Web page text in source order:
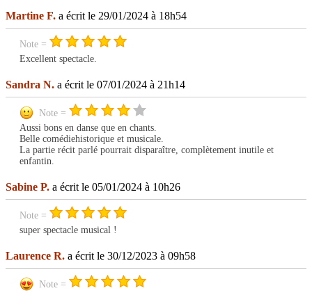
Martine F. a écrit le 29/01/2024 à 18h54
Note =
Excellent spectacle.
Sandra N. a écrit le 07/01/2024 à 21h14
Note =
Aussi bons en danse que en chants.
Belle comédiehistorique et musicale.
La partie récit parlé pourrait disparaître, complètement inutile et
enfantin.
Sabine P. a écrit le 05/01/2024 à 10h26
Note =
super spectacle musical !
Laurence R. a écrit le 30/12/2023 à 09h58
Note =